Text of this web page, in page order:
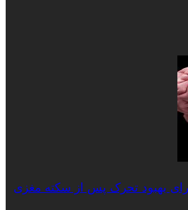
بهبود تحرک پس از سکته مغزی